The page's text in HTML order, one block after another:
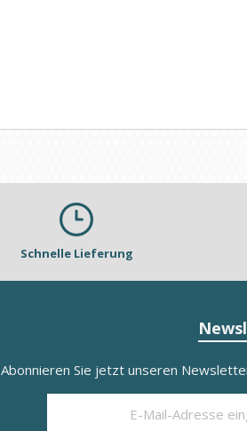
Schnelle Lieferung
Abonnieren Sie jetzt unseren